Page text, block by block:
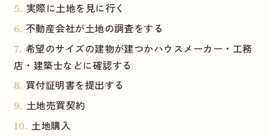
実際に土地を見に行く
不動産会社が土地の調査をする
希望のサイズの建物が建つかハウスメーカー・工務
店・建築士などに確認する
買付証明書を提出する
土地売買契約
土地購入